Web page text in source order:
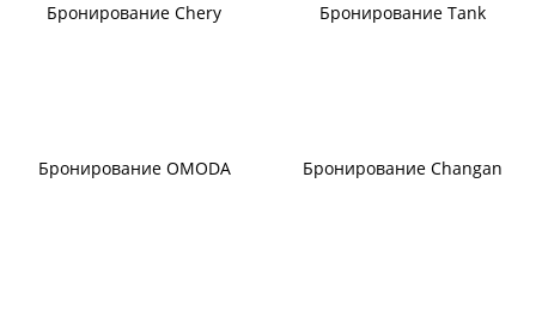
Бронирование Chery Бронирование Tank
Бронирование OMODA Бронирование Changan